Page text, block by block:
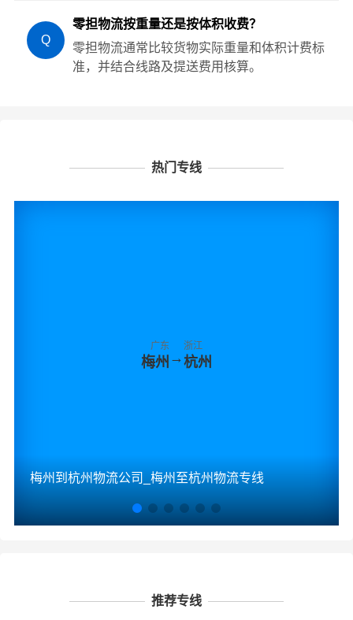
Q
零担物流按重量还是按体积收费？
零担物流通常比较货物实际重量和体积计费标
准，并结合线路及提送费用核算。
热门专线
广东
梅州 →
浙江
杭州
梅州到杭州物流公司_梅州至杭州物流专线
推荐专线